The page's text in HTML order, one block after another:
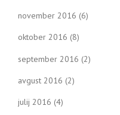
november 2016 (6)
oktober 2016 (8)
september 2016 (2)
avgust 2016 (2)
julij 2016 (4)